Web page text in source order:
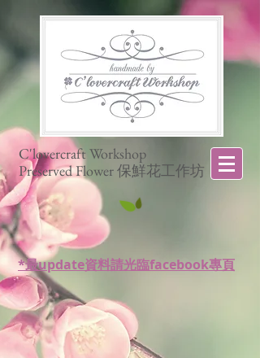
C'lovercraft Workshop
Preserved Flower 保鮮花工作坊
*最update資料請光臨facebook專頁